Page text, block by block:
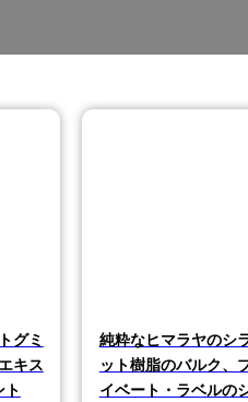
グミ
キス
純粋なヒマラヤのシ
ット樹脂のバルク、
イベート・ラベルの